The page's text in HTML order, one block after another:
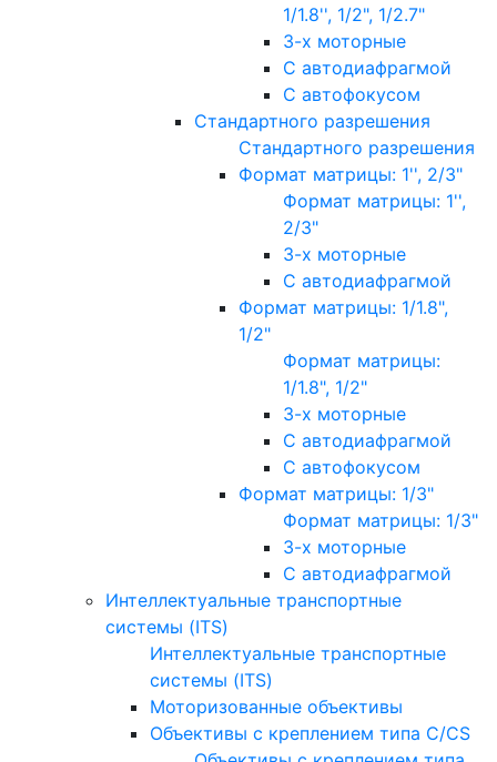
1/1.8'', 1/2", 1/2.7"
3-х моторные
С автодиафрагмой
С автофокусом
Стандартного разрешения
Стандартного разрешения
Формат матрицы: 1'', 2/3"
Формат матрицы: 1'',
2/3"
3-х моторные
С автодиафрагмой
Формат матрицы: 1/1.8",
1/2"
Формат матрицы:
1/1.8", 1/2"
3-х моторные
С автодиафрагмой
С автофокусом
Формат матрицы: 1/3"
Формат матрицы: 1/3"
3-х моторные
С автодиафрагмой
Интеллектуальные транспортные
системы (ITS)
Интеллектуальные транспортные
системы (ITS)
Моторизованные объективы
Объективы с креплением типа C/CS